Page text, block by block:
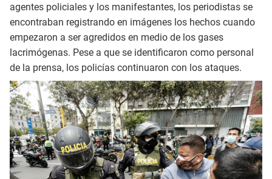
agentes policiales y los manifestantes, los periodistas se
encontraban registrando en imágenes los hechos cuando
empezaron a ser agredidos en medio de los gases
lacrimógenas. Pese a que se identificaron como personal
de la prensa, los policías continuaron con los ataques.